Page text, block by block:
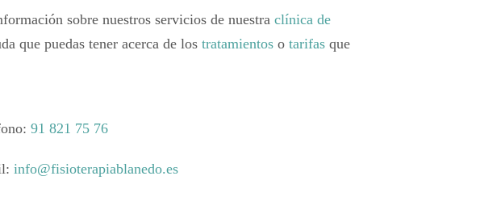
sobre nuestros servicios de nuestra clínica de
que puedas tener acerca de los tratamientos o tarifas que
91 821 75 76
info@fisioterapiablanedo.es